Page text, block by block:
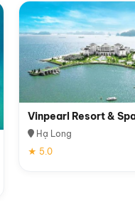
Vinpearl Resort &
Hạ Long
★ 5.0